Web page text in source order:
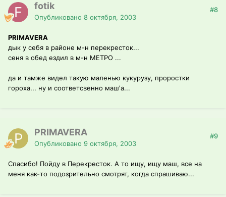
fotik
Опубликовано 8 октября, 2003
#8
PRIMAVERA
дык у себя в районе м-н перекресток...
сеня в обед ездил в м-н МЕТРО ...
да и тамже видел такую маленью кукурузу, проростки
гороха... ну и соответсвенно маш'а...
PRIMAVERA
Опубликовано 9 октября, 2003
#9
Спасибо! Пойду в Перекресток. А то ищу, ищу маш, все на
меня как-то подозрительно смотрят, когда спрашиваю...